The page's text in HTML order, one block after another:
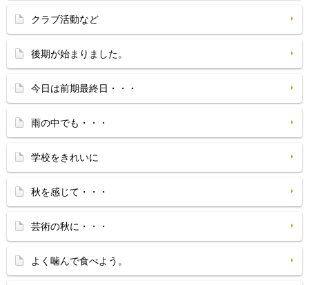
クラブ活動など
後期が始まりました。
今日は前期最終日・・・
雨の中でも・・・
学校をきれいに
秋を感じて・・・
芸術の秋に・・・
よく噛んで食べよう。